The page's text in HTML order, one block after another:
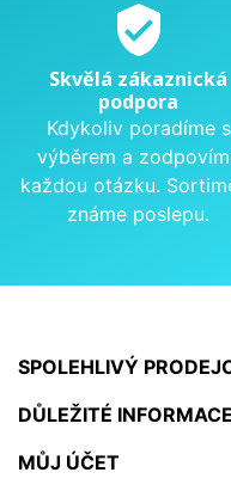
verified_user
Skvělá zákaznická
podpora
Kdykoliv poradíme s
výběrem a
každou otázku.
známe poslepu.
SPOLEHLIVÝ
DŮLEŽITÉ INFORMACE
MŮJ ÚČET